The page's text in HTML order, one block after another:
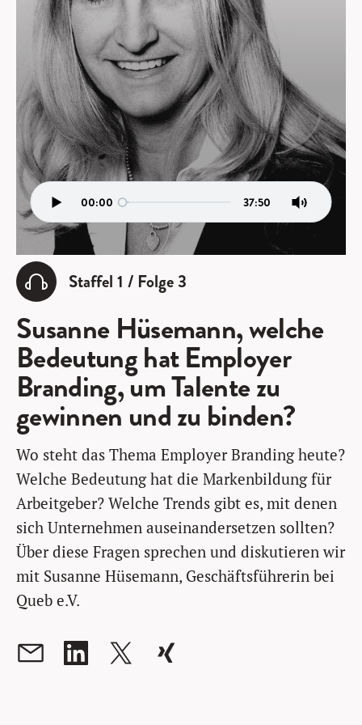
00:00 37:50
Staffel 1 / Folge 3
Susanne Hüsemann, welche
Bedeutung hat Employer
Branding, um Talente zu
gewinnen und zu binden?
Wo steht das Thema Employer Branding heute?
Welche Bedeutung hat die Markenbildung für
Arbeitgeber? Welche Trends gibt es, mit denen
sich Unternehmen auseinandersetzen sollten?
Über diese Fragen sprechen und diskutieren wir
mit Susanne Hüsemann, Geschäftsführerin bei
Queb e.V.